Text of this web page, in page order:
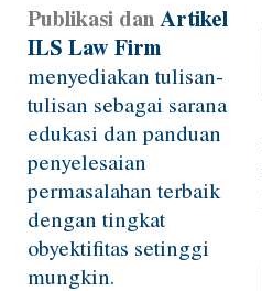
Publikasi danArtikel
ILS Law Firm
menyediakan tulisan-
tulisan sebagai sarana
edukasi dan panduan
penyelesaian
permasalahan terbaik
dengan tingkat
obyektifitas setinggi
mungkin.